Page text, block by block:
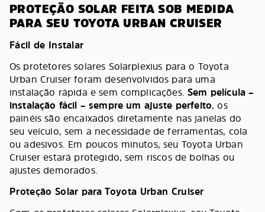
PROTEÇÃO SOLAR FEITA SOB MEDIDA
PARA SEU TOYOTA URBAN CRUISER
Fácil de Instalar
Os protetores solares Solarplexius para o Toyota
Urban Cruiser foram desenvolvidos para uma
instalação rápida e sem complicações.Sem película –
instalação fácil – sempre um ajuste perfeito, os
painéis são encaixados diretamente nas janelas do
seu veículo, sem a necessidade de ferramentas, cola
ou adesivos. Em poucos minutos, seu Toyota Urban
Cruiser estará protegido, sem riscos de bolhas ou
ajustes demorados.
Proteção Solar para Toyota Urban Cruiser